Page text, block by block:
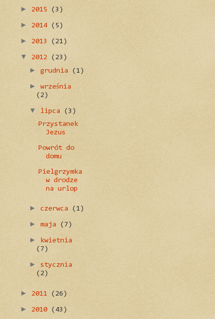
► 2015 (3)
► 2014 (5)
► 2013 (21)
▼ 2012 (23)
► grudnia (1)
► września
(2)
▼ lipca (3)
Przystanek
Jezus
Powrót do
domu
Pielgrzymka
w drodze
na urlop
► czerwca (1)
► maja (7)
►
kwietnia
(7)
►
stycznia
(2)
► 2011 (26)
► 2010 (43)